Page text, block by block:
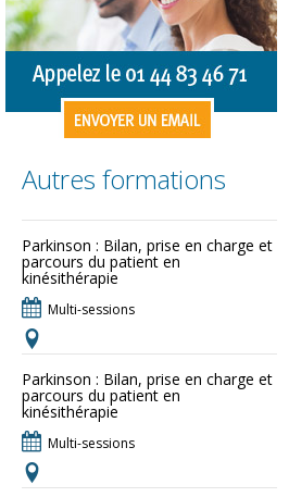
Autres formations
Parkinson : Bilan, prise en charge et
parcours du patient en
kinésithérapie
Multi-sessions
Parkinson : Bilan, prise en charge et
parcours du patient en
kinésithérapie
Multi-sessions